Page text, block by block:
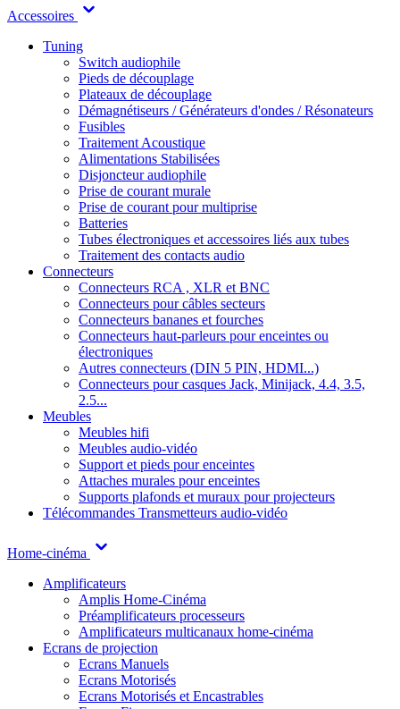
Accessoires
Tuning
Switch audiophile
Pieds de découplage
Plateaux de découplage
Démagnétiseurs / Générateurs d'ondes / Résonateurs
Fusibles
Traitement Acoustique
Alimentations Stabilisées
Disjoncteur audiophile
Prise de courant murale
Prise de courant pour multiprise
Batteries
Tubes électroniques et accessoires liés aux tubes
Traitement des contacts audio
Connecteurs
Connecteurs RCA , XLR et BNC
Connecteurs pour câbles secteurs
Connecteurs bananes et fourches
Connecteurs haut-parleurs pour enceintes ou
électroniques
Autres connecteurs (DIN 5 PIN, HDMI...)
Connecteurs pour casques Jack, Minijack, 4.4, 3.5,
2.5...
Meubles
Meubles hifi
Meubles audio-vidéo
Support et pieds pour enceintes
Attaches murales pour enceintes
Supports plafonds et muraux pour projecteurs
Télécommandes Transmetteurs audio-vidéo
Home-cinéma
Amplificateurs
Amplis Home-Cinéma
Préamplificateurs processeurs
Amplificateurs multicanaux home-cinéma
Ecrans de projection
Ecrans Manuels
Ecrans Motorisés
Ecrans Motorisés et Encastrables